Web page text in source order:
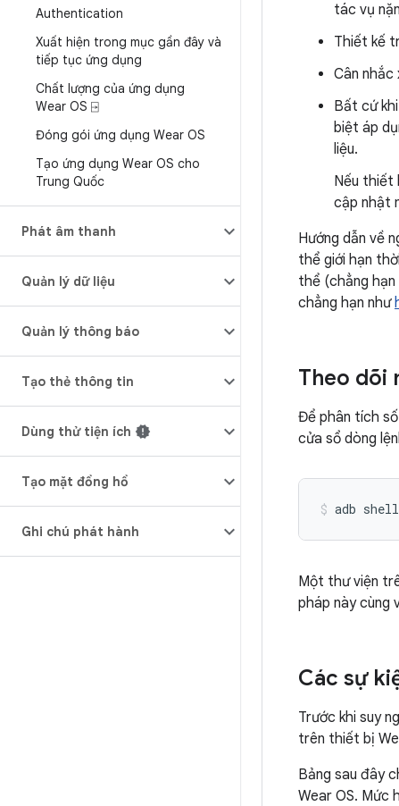
Authentication
Xuất hiện trong mục gần đây và
tiếp tục ứng dụng
Chất lượng của ứng dụng
Wear OS ⍈
Đóng gói ứng dụng Wear OS
Tạo ứng dụng Wear OS cho
Trung Quốc
Phát âm thanh
Quản lý dữ liệu
Quản lý thông báo
Tạo thẻ thông tin
Dùng thử tiện ích
Tạo mặt đồng hồ
Ghi chú phát hành
tác vụ
Thiết kế
Cân nhắc
Bất cứ
biệt áp
liệu.
Nếu thiết
cập nhật
Hướng dẫn về
thể giới hạn
thể (chẳng hạn
chẳng hạn như
Theo dõi
Để phân tích
cửa sổ dòng
adb shell
Một thư viện
pháp này cùng
Các sự
Trước khi suy
trên thiết bị
Bảng sau đây
Wear OS. Mức